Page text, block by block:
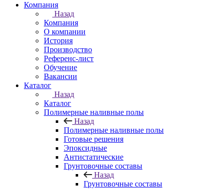
Компания
Назад
Компания
О компании
История
Производство
Референс-лист
Обучение
Вакансии
Каталог
Назад
Каталог
Полимерные наливные полы
Назад
Полимерные наливные полы
Готовые решения
Эпоксидные
Антистатические
Грунтовочные составы
Назад
Грунтовочные составы